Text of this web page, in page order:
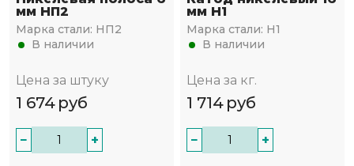
мм НП2
Марка стали: НП2
В наличии
Цена за штуку
1 674 руб
− +
мм Н1
Марка стали: Н1
В наличии
Цена за кг.
1 714 руб
− +